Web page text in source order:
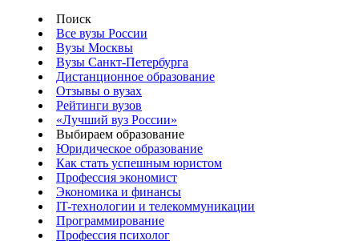
Поиск
Все вузы России
Вузы Москвы
Вузы Санкт-Петербурга
Дистанционное образование
Отзывы о вузах
Рейтинги вузов
«Лучший вуз России»
Выбираем образование
Юридическое образование
Как стать успешным юристом
Профессия экономист
Экономика и финансы
IT-технологии и телекоммуникации
Программирование
Профессия психолог